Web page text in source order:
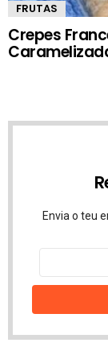
FRUTAS
Crepes
Envia o teu
Endereço
email